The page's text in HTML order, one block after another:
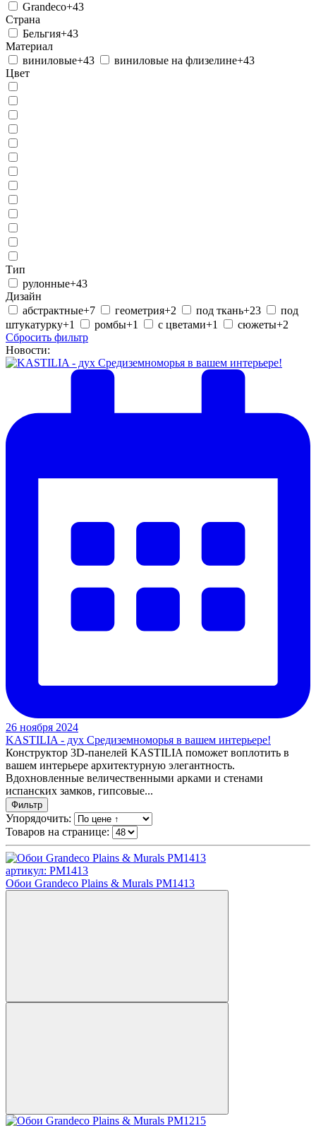
Grandeco+43
Страна
Бельгия+43
Материал
виниловые+43 виниловые на флизелине+43
Цвет
Тип
рулонные+43
Дизайн
абстрактные+7 геометрия+2 под ткань+23
под
штукатурку+1 ромбы+1 с цветами+1 сюжеты+2
Сбросить фильтр
Новости:
26 ноября 2024
KASTILIA - дух Средиземноморья в вашем интерьере!
Конструктор 3D-панелей KASTILIA поможет воплотить в
вашем интерьере архитектурную элегантность.
Вдохновленные величественными арками и стенами
испанских замков, гипсовые...
Фильтр
Упорядочить:
Товаров на странице:
артикул: PM1413
Обои Grandeco Plains & Murals PM1413